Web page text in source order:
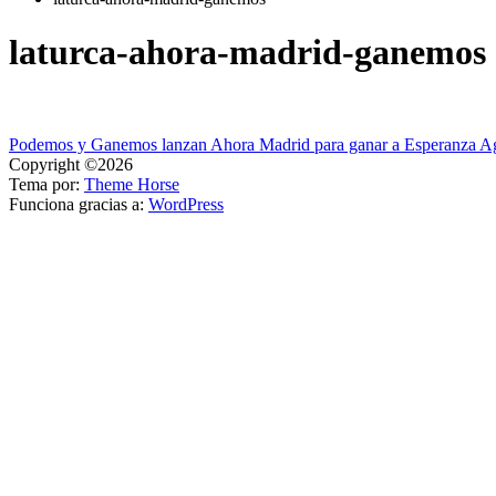
laturca-ahora-madrid-ganemos
Navegación
de
entradas
Podemos y Ganemos lanzan Ahora Madrid para ganar a Esperanza
Copyright ©2026
Tema por: Theme Horse
Funciona gracias a: WordPress